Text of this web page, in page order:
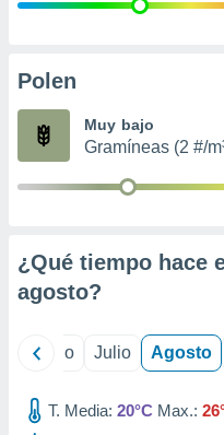
e
publicidad
Polen
Muy bajo
Gramíneas (2 #/
¿Qué tiempo hace
agosto?
Junio Julio Agosto
T. Media: 20°C Max.: